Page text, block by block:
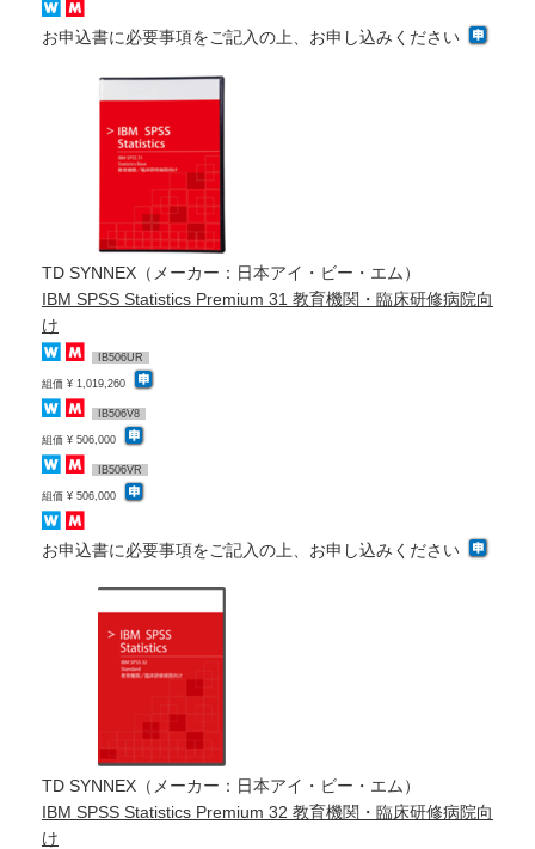
お申込書に必要事項をご記入の上、お申し込みください
TD SYNNEX（メーカー：日本アイ・ビー・エム）
IBM SPSS Statistics Premium 31 教育機関・臨床研修病院向
け
IB506UR
組価 ¥ 1,019,260
IB506V8
組価 ¥ 506,000
IB506VR
組価 ¥ 506,000
お申込書に必要事項をご記入の上、お申し込みください
TD SYNNEX（メーカー：日本アイ・ビー・エム）
IBM SPSS Statistics Premium 32 教育機関・臨床研修病院向
け